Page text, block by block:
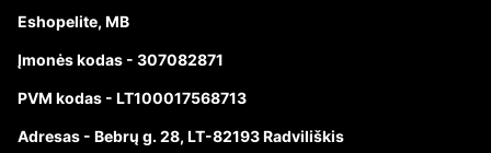
Eshopelite, MB
Įmonės kodas - 307082871
PVM kodas - LT100017568713
Adresas - Bebrų g. 28, LT-82193 Radviliškis